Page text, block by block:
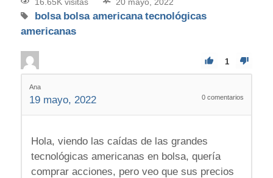
16.65K visitas 20 mayo, 2022
bolsa bolsa americana tecnológicas
americanas
1
Ana
19 mayo, 2022 0 comentarios
Hola, viendo las caídas de las grandes
tecnológicas americanas en bolsa, quería
comprar acciones, pero veo que sus precios